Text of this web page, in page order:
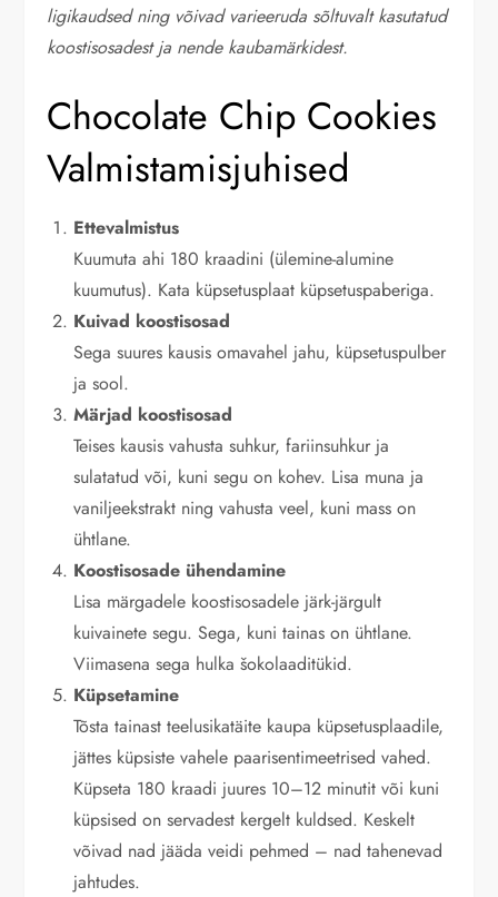
ligikaudsed ning võivad varieeruda sõltuvalt kasutatud
koostisosadest ja nende kaubamärkidest.
Chocolate Chip Cookies
Valmistamisjuhised
Ettevalmistus
Kuumuta ahi 180 kraadini (ülemine-alumine
kuumutus). Kata küpsetusplaat küpsetuspaberiga.
Kuivad koostisosad
Sega suures kausis omavahel jahu, küpsetuspulber
ja sool.
Märjad koostisosad
Teises kausis vahusta suhkur, fariinsuhkur ja
sulatatud või, kuni segu on kohev. Lisa muna ja
vaniljeekstrakt ning vahusta veel, kuni mass on
ühtlane.
Koostisosade ühendamine
Lisa märgadele koostisosadele järk-järgult
kuivainete segu. Sega, kuni tainas on ühtlane.
Viimasena sega hulka šokolaaditükid.
Küpsetamine
Tõsta tainast teelusikatäite kaupa küpsetusplaadile,
jättes küpsiste vahele paarisentimeetrised vahed.
Küpseta 180 kraadi juures 10–12 minutit või kuni
küpsised on servadest kergelt kuldsed. Keskelt
võivad nad jääda veidi pehmed – nad tahenevad
jahtudes.